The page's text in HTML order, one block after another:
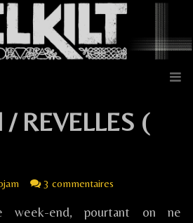
/ REVELLES (
3 commentaires
’
week-end, pourtant on ne